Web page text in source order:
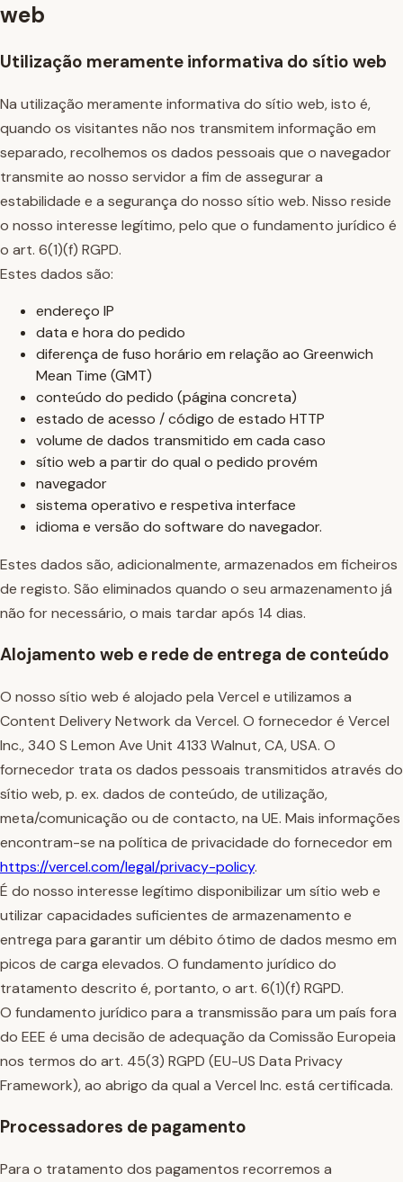
web
Utilização meramente informativa do sítio web
Na utilização meramente informativa do sítio web, isto é,
quando os visitantes não nos transmitem informação em
separado, recolhemos os dados pessoais que o navegador
transmite ao nosso servidor a fim de assegurar a
estabilidade e a segurança do nosso sítio web. Nisso reside
o nosso interesse legítimo, pelo que o fundamento jurídico é
o art. 6(1)(f) RGPD.
Estes dados são:
endereço IP
data e hora do pedido
diferença de fuso horário em relação ao Greenwich
Mean Time (GMT)
conteúdo do pedido (página concreta)
estado de acesso / código de estado HTTP
volume de dados transmitido em cada caso
sítio web a partir do qual o pedido provém
navegador
sistema operativo e respetiva interface
idioma e versão do software do navegador.
Estes dados são, adicionalmente, armazenados em ficheiros
de registo. São eliminados quando o seu armazenamento já
não for necessário, o mais tardar após 14 dias.
Alojamento web e rede de entrega de conteúdo
O nosso sítio web é alojado pela Vercel e utilizamos a
Content Delivery Network da Vercel. O fornecedor é Vercel
Inc., 340 S Lemon Ave Unit 4133 Walnut, CA, USA. O
fornecedor trata os dados pessoais transmitidos através do
sítio web, p. ex. dados de conteúdo, de utilização,
meta/comunicação ou de contacto, na UE. Mais informações
encontram-se na política de privacidade do fornecedor em
https://vercel.com/legal/privacy-policy.
É do nosso interesse legítimo disponibilizar um sítio web e
utilizar capacidades suficientes de armazenamento e
entrega para garantir um débito ótimo de dados mesmo em
picos de carga elevados. O fundamento jurídico do
tratamento descrito é, portanto, o art. 6(1)(f) RGPD.
O fundamento jurídico para a transmissão para um país fora
do EEE é uma decisão de adequação da Comissão Europeia
nos termos do art. 45(3) RGPD (EU-US Data Privacy
Framework), ao abrigo da qual a Vercel Inc. está certificada.
Processadores de pagamento
Para o tratamento dos pagamentos recorremos a